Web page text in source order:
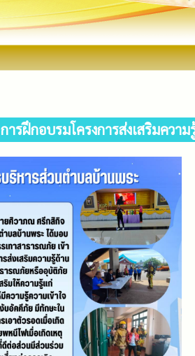
การฝึกอบรมโครงการส่งเสริมคว